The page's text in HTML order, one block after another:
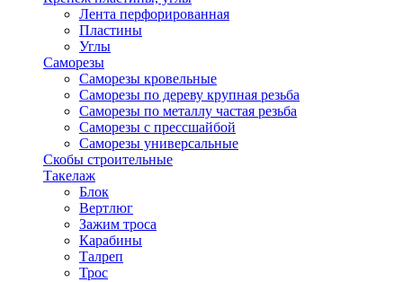
Лента перфорированная
Пластины
Углы
Саморезы
Саморезы кровельные
Саморезы по дереву крупная резьба
Саморезы по металлу частая резьба
Саморезы с прессшайбой
Саморезы универсальные
Скобы строительные
Такелаж
Блок
Вертлюг
Зажим троса
Карабины
Талреп
Трос